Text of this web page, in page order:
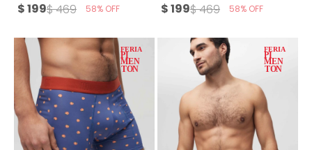
$199$469 58 $199$469 58